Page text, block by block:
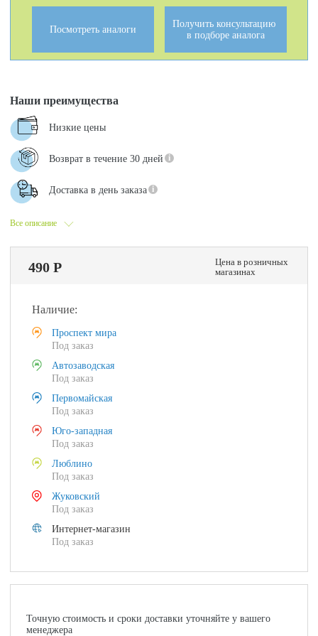
Посмотреть аналоги
Получить консультацию
в подборе аналога
Все описание
Наши преимущества
Низкие цены
Возврат в течение 30 дней
Доставка в день заказа
490 Р
Цена в розничных
магазинах
Наличие:
Проспект мира
Под заказ
Автозаводская
Под заказ
Первомайская
Под заказ
Юго-западная
Под заказ
Люблино
Под заказ
Жуковский
Под заказ
Интернет-магазин
Под заказ
Точную стоимость и сроки доставки уточняйте у вашего
менеджера